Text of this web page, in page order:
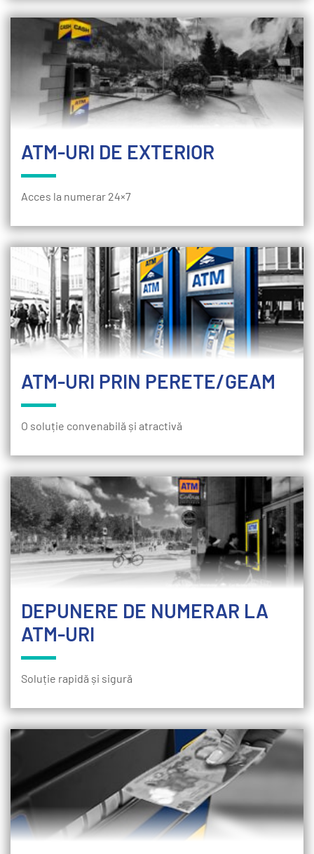
ATM-URI DE EXTERIOR
Acces la numerar 24×7
ATM-URI PRIN PERETE/GEAM
O soluție convenabilă și atractivă
DEPUNERE DE NUMERAR LA
ATM-URI
Soluție rapidă și sigură